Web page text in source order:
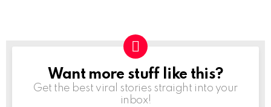
NEWSLETTER
Want more stuff like this?
Get the best viral stories straight into your
inbox!